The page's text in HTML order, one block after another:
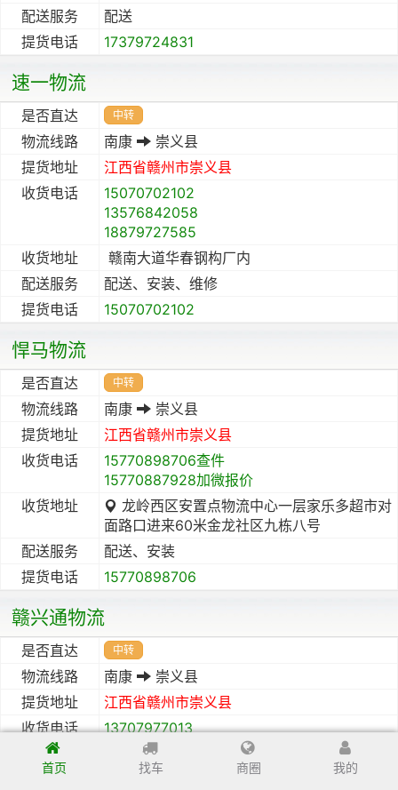
配送服务
配送
提货电话
17379724831
速一物流
是否直达 中转
物流线路 南康
崇义县
提货地址
江西省赣州市崇义县
收货电话
15070702102
13576842058
18879727585
收货地址
赣南大道华春钢构厂内
配送服务
配送、安装、维修
提货电话
15070702102
悍马物流
是否直达 中转
物流线路 南康
崇义县
提货地址
江西省赣州市崇义县
收货电话
15770898706查件
15770887928加微报价
收货地址
龙岭西区安置点物流中心一层家乐多超市对
面路口进来60米金龙社区九栋八号
配送服务
配送、安装
提货电话
15770898706
赣兴通物流
是否直达 中转
物流线路 南康
崇义县
提货地址
江西省赣州市崇义县
收货电话
13707977013
收货地址
赣州港臻顺物流园G1一6
配送服务
配送、安装、维修
首页 找车 商圈 我的